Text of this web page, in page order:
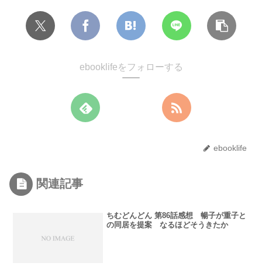
ebooklifeをフォローする
ebooklife
関連記事
ちむどんどん 第86話感想 暢子が重子と
の同居を提案 なるほどそうきたか